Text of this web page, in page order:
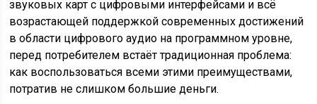
звуковых карт с цифровыми интерфейсами и всё
возрастающей поддержкой современных достижений
в области цифрового аудио на программном уровне,
перед потребителем встаёт традиционная проблема:
как воспользоваться всеми этими преимуществами,
потратив не слишком большие деньги.